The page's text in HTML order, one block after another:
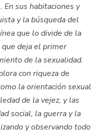
En sus habitaciones y
y la búsqueda del
que lo divide de la
deja el primer
de la sexualidad.
con riqueza de
la orientación sexual
de la vejez, y las
social, la guerra y la
y observando todo